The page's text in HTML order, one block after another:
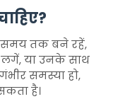
समय तक बने रहें,
लगें, या उनके साथ
समस्या हो,
है।